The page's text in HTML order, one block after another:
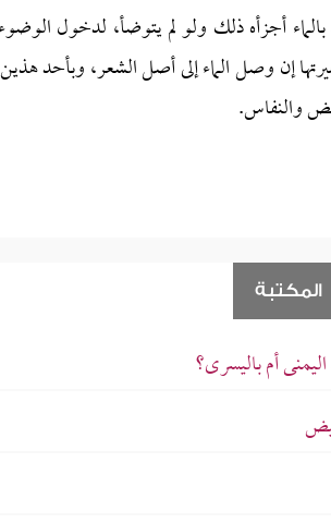
أجزأه ذلك ولو لم يتوضأ، لدخول
إن وصل الماء إلى أصل الشعر، وبأحد
والنفاس.
المكتبة
أم باليسرى؟